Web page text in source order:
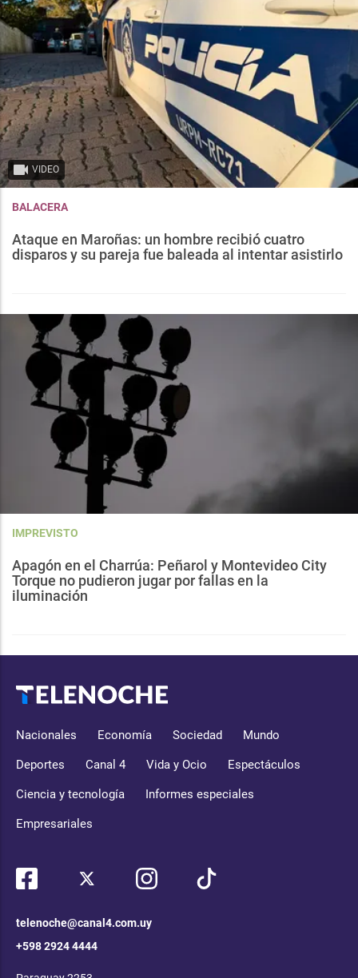
VIDEO
BALACERA
Ataque en Maroñas: un hombre recibió cuatro
disparos y su pareja fue baleada al intentar asistirlo
IMPREVISTO
Apagón en el Charrúa: Peñarol y Montevideo City
Torque no pudieron jugar por fallas en la
iluminación
Nacionales Economía Sociedad Mundo
Deportes Canal 4 Vida y Ocio Espectáculos
Ciencia y tecnología Informes especiales
Empresariales
telenoche@canal4.com.uy
+598 2924 4444